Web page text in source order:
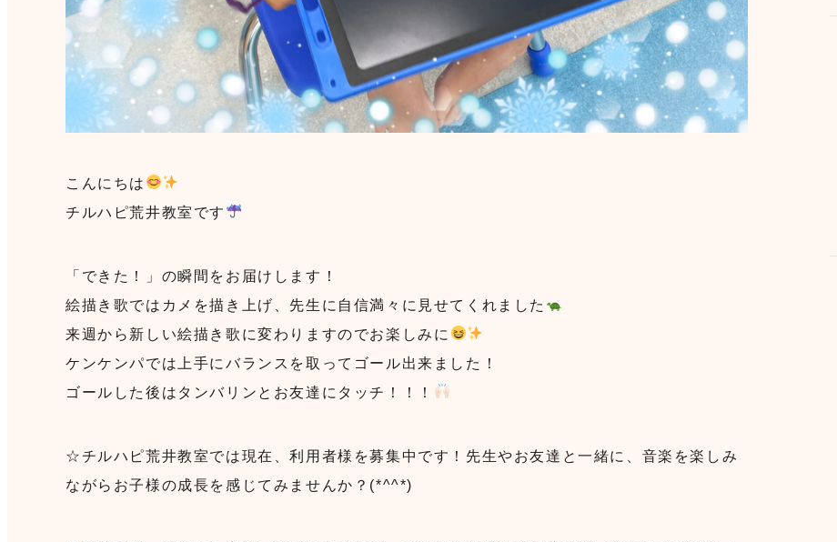
こんにちは
チルハピ荒井教室です
「できた！」の瞬間をお届けします！
絵描き歌ではカメを描き上げ、先生に自信満々に見せてくれました
来週から新しい絵描き歌に変わりますのでお楽しみに
ケンケンパでは上手にバランスを取ってゴール出来ました！
ゴールした後はタンバリンとお友達にタッチ！！！
☆チルハピ荒井教室では現在、利用者様を募集中です！先生やお友達と一緒に、音楽を楽しみ
ながらお子様の成長を感じてみませんか？(*^^*)